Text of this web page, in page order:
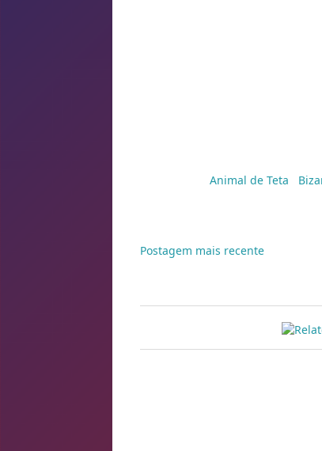
Animal de Teta
Postagem mais recente